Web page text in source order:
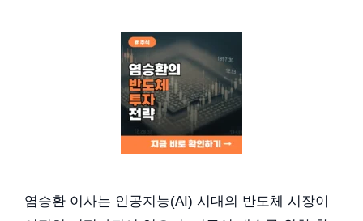
염승환 이사는 인공지능(AI) 시대의 반도체 시장이